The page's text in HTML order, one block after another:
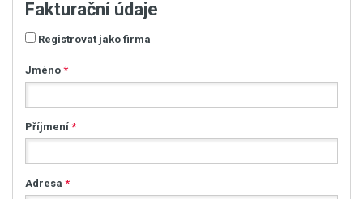
Fakturační údaje
Registrovat jako firma
Jméno *
Příjmení *
Adresa *